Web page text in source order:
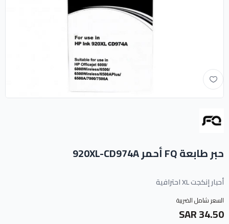
حبر طابعة FQ أحمر 920XL-CD974A
أحبار إنكجت XL احترافية
السعر شامل الضريبة
34.50 SAR